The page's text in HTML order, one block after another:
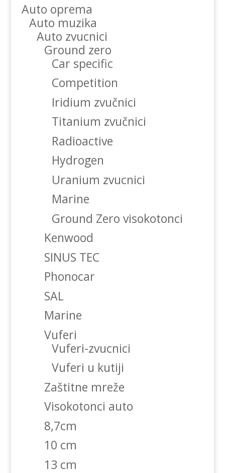
Auto oprema
Auto muzika
Auto zvucnici
Ground zero
Car specific
Competition
Iridium zvučnici
Titanium zvučnici
Radioactive
Hydrogen
Uranium zvucnici
Marine
Ground Zero visokotonci
Kenwood
SINUS TEC
Phonocar
SAL
Marine
Vuferi
Vuferi-zvucnici
Vuferi u kutiji
Zaštitne mreže
Visokotonci auto
8,7cm
10 cm
13 cm